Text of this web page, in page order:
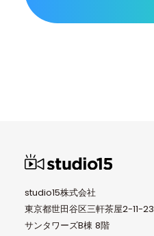
studio15株式会社
東京都世田谷区三軒茶屋2-11-23
サンタワーズB棟 8階